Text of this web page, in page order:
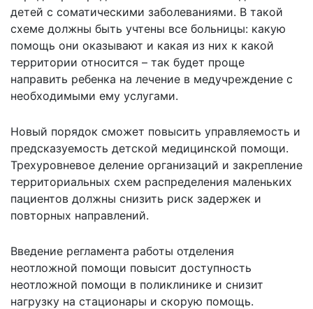
детей с соматическими заболеваниями. В такой
схеме должны быть учтены все больницы: какую
помощь они оказывают и какая из них к какой
территории относится – так будет проще
направить ребенка на лечение в медучреждение с
необходимыми ему услугами.
Новый порядок сможет повысить управляемость и
предсказуемость детской медицинской помощи.
Трехуровневое деление организаций и закрепление
территориальных схем распределения маленьких
пациентов должны снизить риск задержек и
повторных направлений.
Введение регламента работы отделения
неотложной помощи повысит доступность
неотложной помощи в поликлинике и снизит
нагрузку на стационары и скорую помощь.